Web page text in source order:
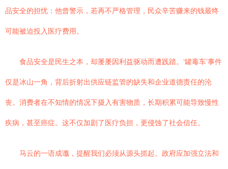
品安全的担忧：他曾警示，若再不严格管理，民众辛苦赚来的钱最终
可能被迫投入医疗费用。
食品安全是民生之本，却屡屡因利益驱动而遭践踏。‘罐毒车’事件
仅是冰山一角，背后折射出供应链监管的缺失和企业道德责任的沦
丧。消费者在不知情的情况下摄入有害物质，长期积累可能导致慢性
疾病，甚至癌症。这不仅加剧了医疗负担，更侵蚀了社会信任。
马云的一语成谶，提醒我们必须从源头抓起。政府应加强立法和